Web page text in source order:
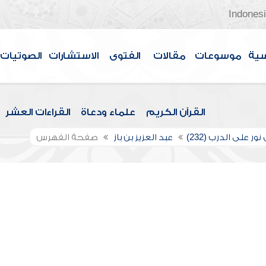
موسوعات مقالات الفتوى الاستشارات الصوتيات
القرآن الكريم علماء ودعاة القراءات العشر
على الدرب (232) عبد العزيز بن باز صفحة الفهرس